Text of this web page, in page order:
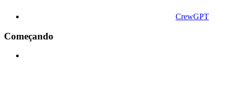
CrewGPT
Começando